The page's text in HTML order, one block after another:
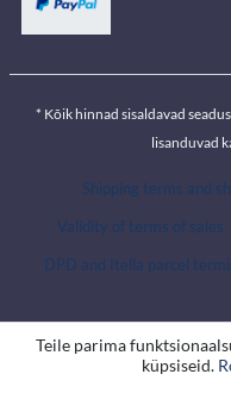
* Kõik hinnad sisaldavad
lisanduvad
Shipping terms and
Validity of terms of sales
DPD and Itella parcel
Teile parima
küpsiseid.